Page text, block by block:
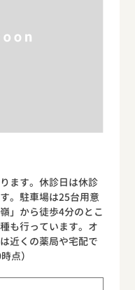
ます。休診日は休診
。駐車場は25台用意
」から徒歩4分のとこ
も行っています。オ
近くの薬局や宅配で
点）